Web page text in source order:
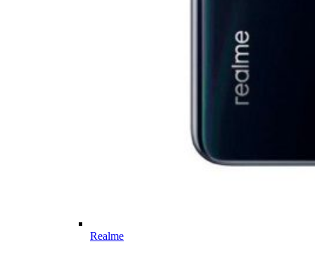
Realme